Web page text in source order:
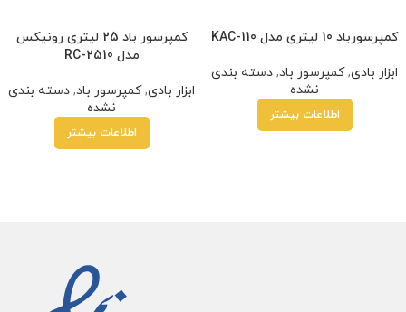
کمپرسورباد 10 لیتری مدل KAC-110
ابزار بادی,کمپرسور باد, دسته بندی
نشده
اطلاعات بیشتر
کمپرسور باد 25 لیتری رونیکس
مدل RC-2510
ابزار بادی,کمپرسور باد, دسته بندی
نشده
اطلاعات بیشتر